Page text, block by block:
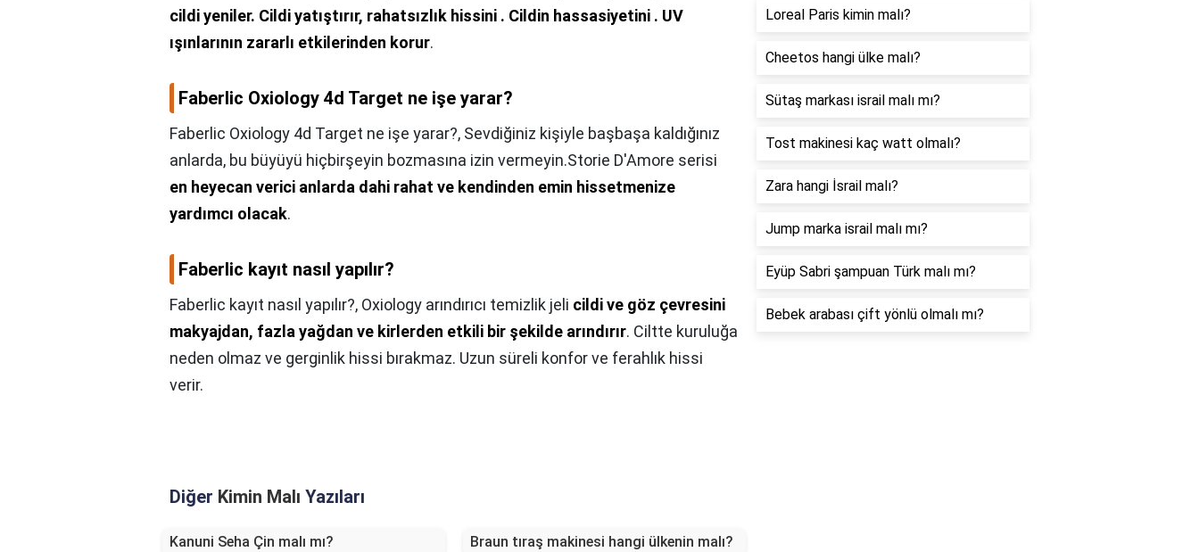
cildi yeniler. Cildi yatıştırır, rahatsızlık hissini . Cildin hassasiyetini . UV
ışınlarının zararlı etkilerinden korur.
Faberlic Oxiology 4d Target ne işe yarar?
Faberlic Oxiology 4d Target ne işe yarar?, Sevdiğiniz kişiyle başbaşa kaldığınız
anlarda, bu büyüyü hiçbirşeyin bozmasına izin vermeyin.Storie D'Amore serisi
en heyecan verici anlarda dahi rahat ve kendinden emin hissetmenize
yardımcı olacak.
Faberlic kayıt nasıl yapılır?
Faberlic kayıt nasıl yapılır?, Oxiology arındırıcı temizlik jeli cildi ve göz çevresini
makyajdan, fazla yağdan ve kirlerden etkili bir şekilde arındırır. Ciltte kuruluğa
neden olmaz ve gerginlik hissi bırakmaz. Uzun süreli konfor ve ferahlık hissi
verir.
Diğer Kimin Malı Yazıları
Kanuni Seha Çin malı mı? Braun tıraş makinesi hangi ülkenin malı?
Loreal Paris kimin malı?
Cheetos hangi ülke malı?
Sütaş markası israil malı mı?
Tost makinesi kaç watt olmalı?
Zara hangi İsrail malı?
Jump marka israil malı mı?
Eyüp Sabri şampuan Türk malı mı?
Bebek arabası çift yönlü olmalı mı?